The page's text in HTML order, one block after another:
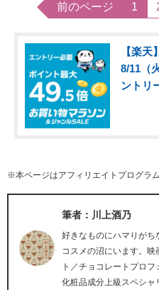
前のページ 1
【楽
8/11（
ントリ
※本ページはアフィリエイトプログラ
筆者：川上酒乃
好きなものにハマりがち
コスメの沼にいます。
ト／チョコレートプロ
化粧品成分上級スペシャ